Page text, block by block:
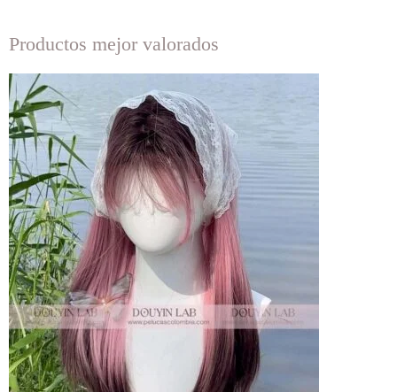
Productos mejor valorados